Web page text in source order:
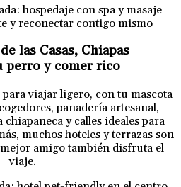
hospedaje con spa y masaje
y reconectar contigo mismo
las Casas, Chiapas
perro y comer rico
viajar ligero, con tu mascota
panadería artesanal,
y calles ideales para
muchos hoteles y terrazas son
amigo también disfruta el
viaje.